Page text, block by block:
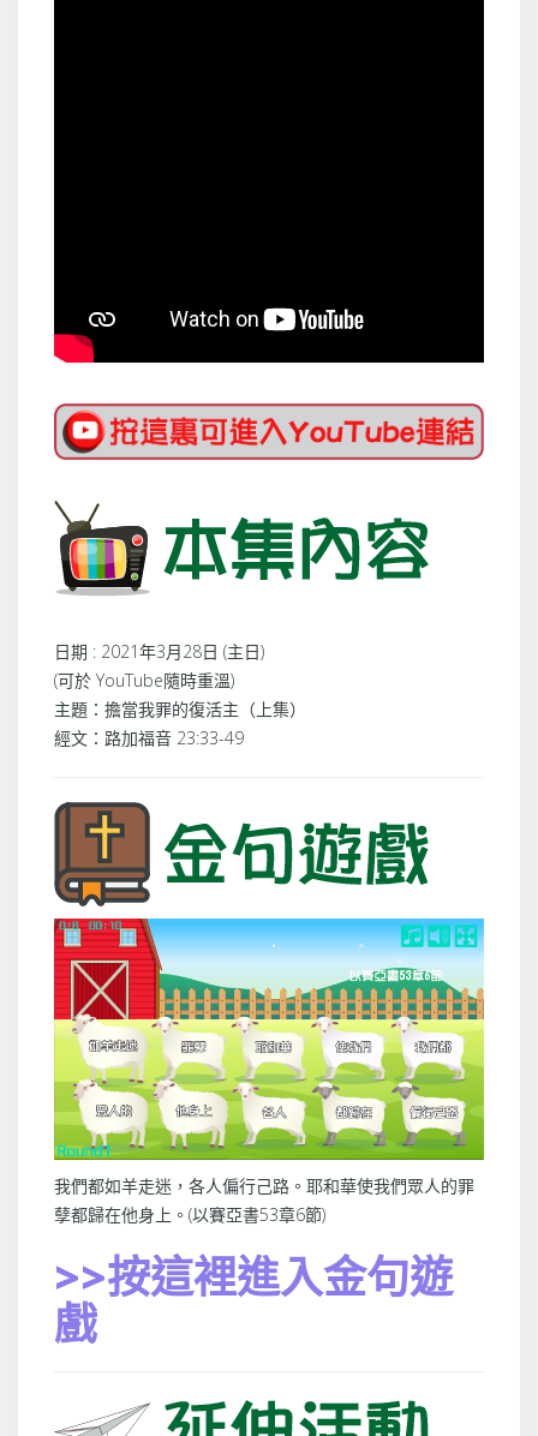
日期 : 2021年3月28日 (主日)
(可於 YouTube隨時重溫)
主題：擔當我罪的復活主（上集）
經文：路加福音 23:33-49
我們都如羊走迷，各人偏行己路。耶和華使我們眾人的罪
孽都歸在他身上。(以賽亞書53章6節)
>>按這裡進入金句遊
戲